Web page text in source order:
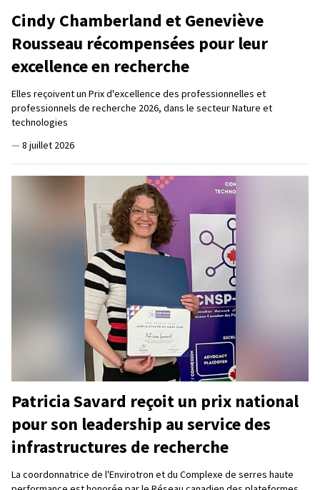
Cindy Chamberland et Geneviève
Rousseau récompensées pour leur
excellence en recherche
Elles reçoivent un Prix d'excellence des professionnelles et
professionnels de recherche 2026, dans le secteur Nature et
technologies
— 8 juillet 2026
Patricia Savard reçoit un prix national
pour son leadership au service des
infrastructures de recherche
La coordonnatrice de l'Envirotron et du Complexe de serres haute